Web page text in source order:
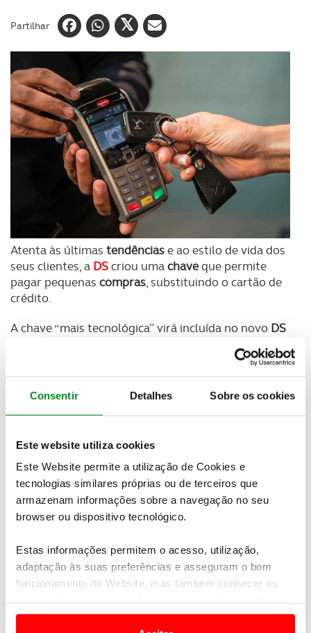
Consentir Detalhes Sobre os cookies
Este website utiliza cookies
Este Website permite a utilização de Cookies e
tecnologias similares próprias ou de terceiros que
armazenam informações sobre a navegação no seu
browser ou dispositivo tecnológico.
Estas informações permitem o acesso, utilização,
adaptação às suas preferências e asseguram o bom
funcionamento do Website, mas também conhecer os
e anúncios de modo a promover produtos e/ou serviços.
Partilhar
Atenta às últimas tendênciase ao estilo de vida dos
seus clientes, a DScriou umachaveque permite
pagar pequenas compras, substituindo o cartão de
crédito.
A chave “mais tecnológica” virá incluída no novo DS
, utilizando
uma frequência de rádio para identificação para
garantir toda asegurança.
"NaDSestamos sempre a procurar como